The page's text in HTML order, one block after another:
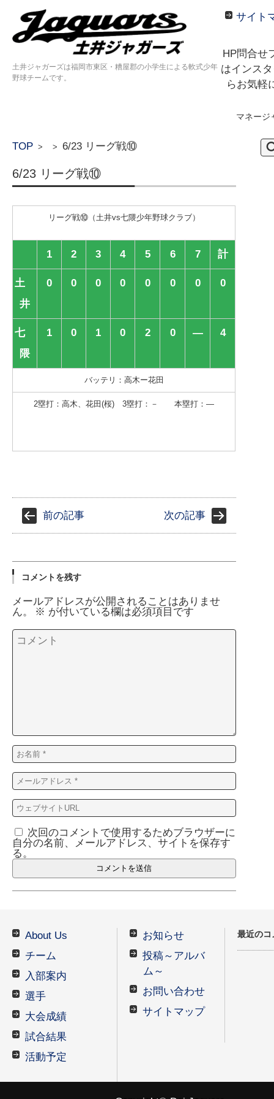
土井ジャガーズは福岡市東区・糟屋郡の小学生による軟式少年
野球チームです。
サイト
HP問合せ
はインス
らお気軽
マネー
TOP > > 6/23 リーグ戦⑩
6/23 リーグ戦⑩
リーグ戦⑩（土井vs七隈少年野球クラブ）
1 2 3 4 5 6 7 計
土
井
0 0 0 0 0 0 0 0
七
隈
1 0 1 0 2 0 ― 4
バッテリ：高木ー花田
2塁打：高木、花田(桜) 3塁打：－ 本塁打：―
前の記事 次の記事
コメントを残す
メールアドレスが公開されることはありませ
ん。
※ が付いている欄は必須項目です
次回のコメントで使用するためブラウザーに
自分の名前、メールアドレス、サイトを保存す
る。
検
索:
About Us
チーム
入部案内
選手
大会成績
試合結果
活動予定
お知らせ
投稿～アルバ
ム～
お問い合わせ
サイトマップ
最近のコ